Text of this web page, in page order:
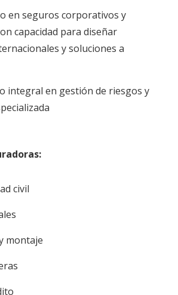
en seguros corporativos y
capacidad para diseñar
y soluciones a
integral en gestión de riesgos y
civil
montaje